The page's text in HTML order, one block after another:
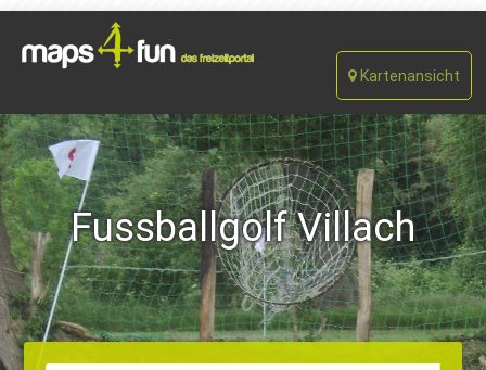
Kartenansicht
Fussballgolf Villach